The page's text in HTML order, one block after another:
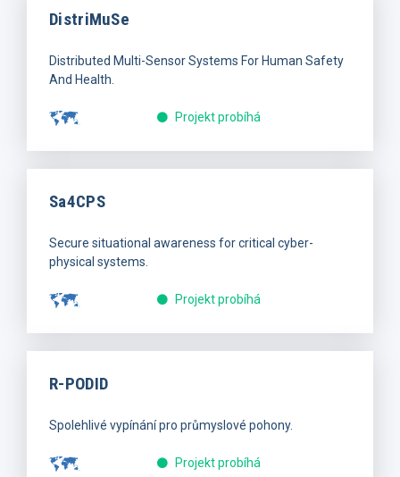
DistriMuSe
Distributed Multi-Sensor Systems For Human Safety
And Health.
Projekt probíhá
Sa4CPS
Secure situational awareness for critical cyber-
physical systems.
Projekt probíhá
R-PODID
Spolehlivé vypínání pro průmyslové pohony.
Projekt probíhá